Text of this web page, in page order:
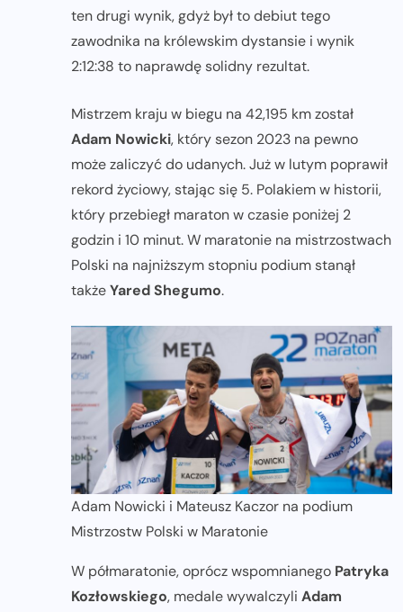
ten drugi wynik, gdyż był to debiut tego
zawodnika na królewskim dystansie i wynik
2:12:38 to naprawdę solidny rezultat.
Mistrzem kraju w biegu na 42,195 km został
Adam Nowicki, który sezon 2023 na pewno
może zaliczyć do udanych. Już w lutym poprawił
rekord życiowy, stając się 5. Polakiem w historii,
który przebiegł maraton w czasie poniżej 2
godzin i 10 minut. W maratonie na mistrzostwach
Polski na najniższym stopniu podium stanął
takżeYared Shegumo.
Adam Nowicki i Mateusz Kaczor na podium
Mistrzostw Polski w Maratonie
W półmaratonie, oprócz wspomnianego Patryka
Kozłowskiego, medale wywalczyli Adam